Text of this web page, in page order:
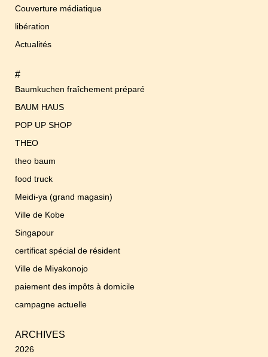
Couverture médiatique
libération
Actualités
#
Baumkuchen fraîchement préparé
BAUM HAUS
POP UP SHOP
THEO
theo baum
food truck
Meidi-ya (grand magasin)
Ville de Kobe
Singapour
certificat spécial de résident
Ville de Miyakonojo
paiement des impôts à domicile
campagne actuelle
ARCHIVES
2026